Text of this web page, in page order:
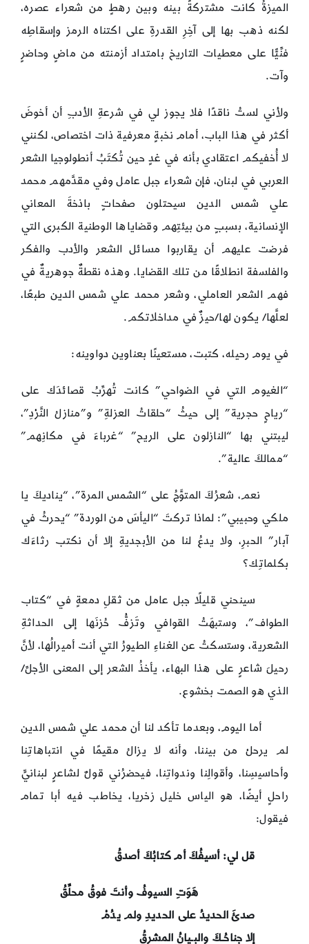
الميزةُ كانت مشتركةً بينه وبين رهطٍ من شعراء عصره،
لكنه ذهب بها إلى آخِرِ القدرةِ على اكتناه الرمز وإسقاطِه
فنِّيًّا على معطيات التاريخ بامتداد أزمنته من ماضٍ وحاضرٍ
وآت.
ولأني لستُ ناقدًا فلا يجوز لي في شرعةِ الأدبِ أن أخوضَ
أكثر في هذا الباب، أمام نخبةٍ معرفية ذات اختصاص، لكنني
لا أُخفيكم اعتقادي بأنه في غدٍ حين تُكتَبُ أنطولوجيا الشعر
العربي في لبنان، فإن شعراء جبل عامل وفي مقدَّمهم محمد
علي شمس الدين سيحتلون صفحاتٍ باذخةَ المعاني
الإنسانية، بسببٍ من بيئتِهم وقضاياها الوطنية الكبرى التي
فرضت عليهم أن يقاربوا مسائل الشعر والأدب والفكر
والفلسفة انطلاقًا من تلك القضايا. وهذه نقطةٌ جوهريةٌ في
فهم الشعر العاملي، وشعر محمد علي شمس الدين طبعًا،
لعلَّها/ يكون لها/حيزٌ في مداخلاتكم.
في يوم رحيله، كتبت، مستعينًا بعناوين دواوينه:
“الغيوم التي في الضواحي” كانت تُهرِّبُ قصائدَك على
“رياحٍ حجرية” إلى حيثُ “حلقاتُ العزلةِ” و”منازلُ النَّرْدِ”،
ليبتني بها “النازلون على الريح” “غرباءَ في مكانِهم”
“ممالكَ عالية”.
نعم، شعرُكَ المتوَّجُ على “الشمس المرة”، “يناديكَ يا
ملكي وحبيبي”: لماذا تركتَ “اليأسَ من الوردة” “يحرثُ في
آبار” الحبرِ، ولا يدعُ لنا من الأبجديةِ إلا أن نكتب رثاءَك
بكلماتِك؟
سينحني قليلًا جبل عامل من ثقلِ دمعةٍ في “كتاب
الطواف”، وستبهَتُ القوافي وتَزفُّ حُزنَها إلى الحداثةِ
الشعرية، وستسكتُ عن الغناءِ الطيورُ التي أنت أميرالُها، لأنَّ
رحيلَ شاعرٍ على هذا البهاء، يأخذُ الشعر إلى المعنى الأجلِّ/
الذي هو الصمت بخشوع.
أما اليوم، وبعدما تأكد لنا أن محمد علي شمس الدين
لم يرحلْ من بيننا، وأنه لا يزالُ مقيمًا في انتباهاتِنا
وأحاسيسِنا، وأقوالِنا وندواتِنا، فيحضرُني قولٌ لشاعرٍ لبنانيٍّ
راحلٍ أيضًا، هو الياس خليل زخريا، يخاطب فيه أبا تمام
فيقول:
قل لي: أسيفُكَ أم كتابُكَ أصدقُ
هَوَتِ السيوفُ وأنتَ فوقُ محلِّقُ
صدئَ الحديدُ على الحديدِ ولم يدُمْ
إلا جناحُـكَ والبـيانُ المشرقُ